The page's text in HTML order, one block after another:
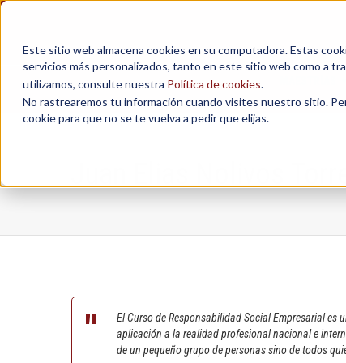
Este sitio web almacena cookies en su computadora. Estas
servicios más personalizados, tanto en este sitio web como a
utilizamos, consulte nuestra Política de cookies.
No rastrearemos tu información cuando visites nuestro sitio.
cookie para que no se te vuelva a pedir que elijas.
El Curso de Responsabilidad Social Empresarial
aplicación a la realidad profesional nacional e
de un pequeño grupo de personas sino de todos